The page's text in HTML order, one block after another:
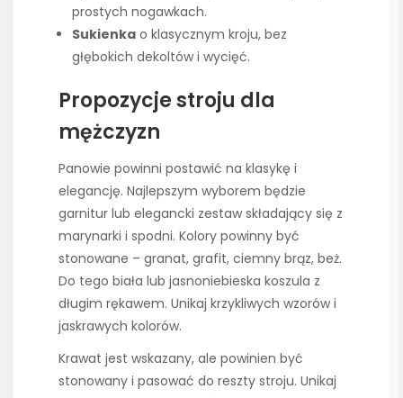
prostych nogawkach.
Sukienka o klasycznym kroju, bez
głębokich dekoltów i wycięć.
Propozycje stroju dla
mężczyzn
Panowie powinni postawić na klasykę i
elegancję. Najlepszym wyborem będzie
garnitur lub elegancki zestaw składający się z
marynarki i spodni. Kolory powinny być
stonowane – granat, grafit, ciemny brąz, beż.
Do tego biała lub jasnoniebieska koszula z
długim rękawem. Unikaj krzykliwych wzorów i
jaskrawych kolorów.
Krawat jest wskazany, ale powinien być
stonowany i pasować do reszty stroju. Unikaj